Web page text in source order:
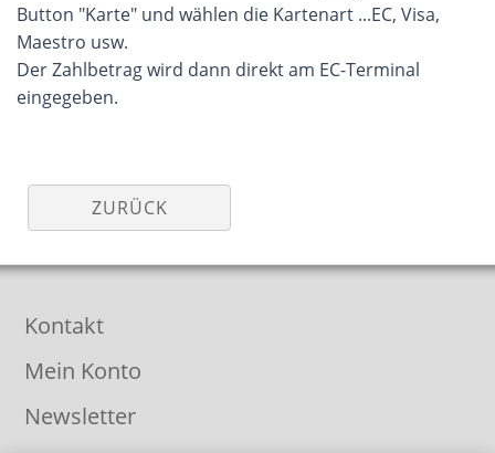
Button "Karte" und wählen die Kartenart ...EC, Visa,
Maestro usw.
Der Zahlbetrag wird dann direkt am EC-Terminal
eingegeben.
ZURÜCK
Kontakt
Mein Konto
Newsletter